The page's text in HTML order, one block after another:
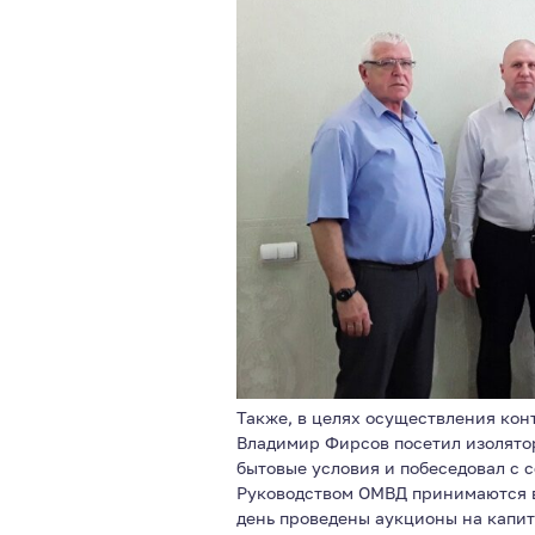
Также, в целях осуществления
Владимир Фирсов посетил
бытовые условия и побеседовал
Руководством ОМВД принимаются
день проведены аукционы на